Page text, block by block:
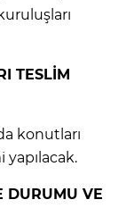
TESLİM
konutları
DURUMU VE